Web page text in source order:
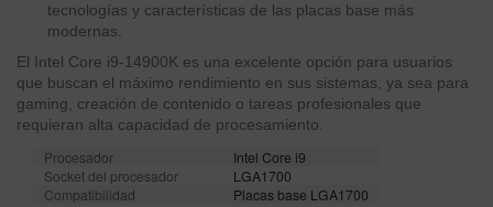
tecnologías y características de las placas base más
modernas.
El Intel Core i9-14900K es una excelente opción para usuarios
que buscan el máximo rendimiento en sus sistemas, ya sea para
gaming, creación de contenido o tareas profesionales que
requieran alta capacidad de procesamiento.
Procesador
Intel Core i9
Socket del procesador
LGA1700
Compatibilidad
Placas base LGA1700